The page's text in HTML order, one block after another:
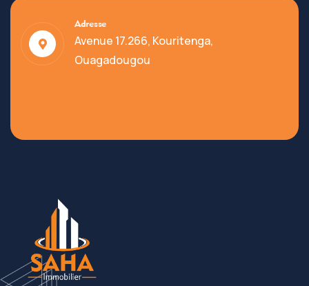
Adresse
Avenue 17.266, Kouritenga,
Ouagadougou